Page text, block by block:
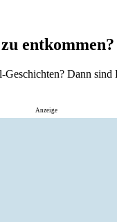
entkommen?
Geschichten? Dann
Anzeige